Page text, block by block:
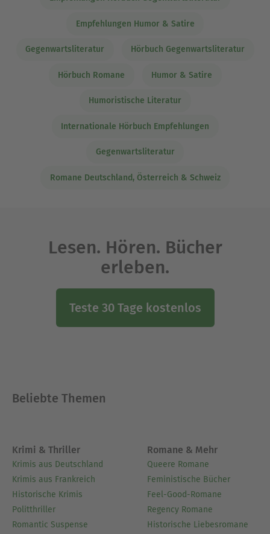
Empfehlungen Humor & Satire
Gegenwartsliteratur Hörbuch Gegenwartsliteratur
Hörbuch Romane Humor & Satire
Humoristische Literatur
Internationale Hörbuch Empfehlungen
Gegenwartsliteratur
Romane Deutschland, Österreich & Schweiz
Lesen. Hören. Bücher
erleben.
Teste 30 Tage kostenlos
Beliebte Themen
Krimi & Thriller
Krimis aus Deutschland
Krimis aus Frankreich
Historische Krimis
Politthriller
Romantic Suspense
Romane & Mehr
Queere Romane
Feministische Bücher
Feel-Good-Romane
Regency Romane
Historische Liebesromane